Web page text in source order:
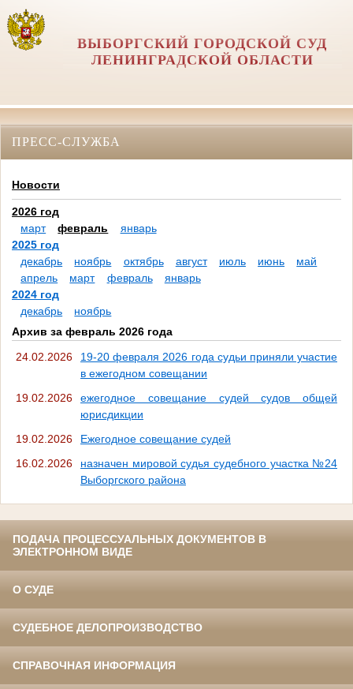
ВЫБОРГСКИЙ ГОРОДСКОЙ СУД
ЛЕНИНГРАДСКОЙ ОБЛАСТИ
ПРЕСС-СЛУЖБА
Новости
2026 год
март
февраль
январь
2025 год
декабрь
ноябрь октябрь август июль июнь
май
апрель
март февраль
январь
2024 год
декабрь
ноябрь
Архив за февраль 2026 года
24.02.2026
19-20 февраля 2026 года судьи приняли участие
в ежегодном совещании
19.02.2026
ежегодное совещание судей судов общей
юрисдикции
19.02.2026
Ежегодное совещание судей
16.02.2026
назначен мировой судья судебного участка №24
Выборгского района
ПОДАЧА ПРОЦЕССУАЛЬНЫХ ДОКУМЕНТОВ В
ЭЛЕКТРОННОМ ВИДЕ
О СУДЕ
СУДЕБНОЕ ДЕЛОПРОИЗВОДСТВО
СПРАВОЧНАЯ ИНФОРМАЦИЯ